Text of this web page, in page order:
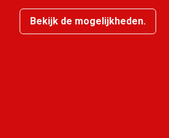
Bekijk de mogelijkheden.